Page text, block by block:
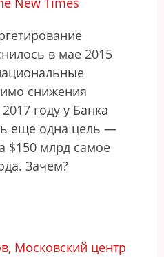
в мае 2015
снижения
году у Банка
еще одна цель —
$150 млрд самое
Зачем?
Московский центр